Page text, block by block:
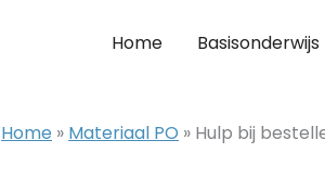
Home Basisonderwijs
Home » Materiaal PO » Hulp bij